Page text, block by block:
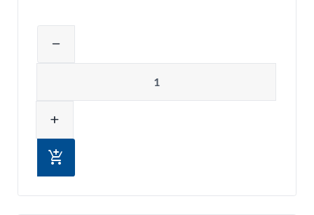
remove
add
add_shopping_cart